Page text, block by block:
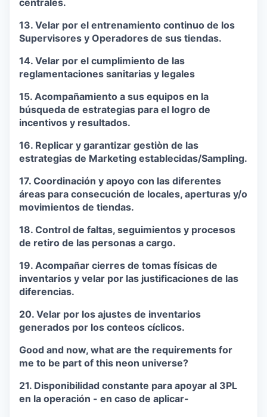
centrales.
13. Velar por el entrenamiento continuo de los
Supervisores y Operadores de sus tiendas.
14. Velar por el cumplimiento de las
reglamentaciones sanitarias y legales
15. Acompañamiento a sus equipos en la
búsqueda de estrategias para el logro de
incentivos y resultados.
16. Replicar y garantizar gestiòn de las
estrategias de Marketing establecidas/Sampling.
17. Coordinación y apoyo con las diferentes
áreas para consecución de locales, aperturas y/o
movimientos de tiendas.
18. Control de faltas, seguimientos y procesos
de retiro de las personas a cargo.
19. Acompañar cierres de tomas físicas de
inventarios y velar por las justificaciones de las
diferencias.
20. Velar por los ajustes de inventarios
generados por los conteos cíclicos.
Good and now, what are the requirements for
me to be part of this neon universe?
21. Disponibilidad constante para apoyar al 3PL
en la operación - en caso de aplicar-